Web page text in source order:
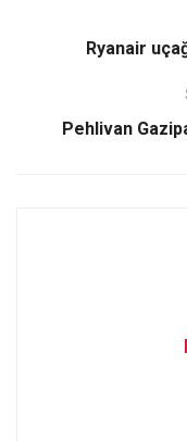
Ryanair
Pehlivan